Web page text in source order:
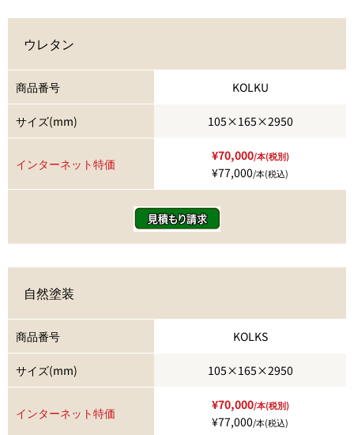
ウレタン
商品番号 KOLKU
サイズ(mm) 105×165×2950
インターネット特価
¥70,000/本(税別)
¥77,000/本(税込)
自然塗装
商品番号 KOLKS
サイズ(mm) 105×165×2950
インターネット特価
¥70,000/本(税別)
¥77,000/本(税込)